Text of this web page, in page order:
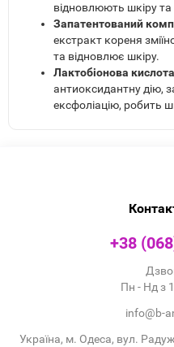
відновлюють шкіру
Запатентований
екстракт кореня
та відновлює шкіру.
Лактобіонова
антиоксидантну дію,
ексфоліацію, робить
+38
Пн - Нд з
info@b-
Україна, м. Одеса, вул.